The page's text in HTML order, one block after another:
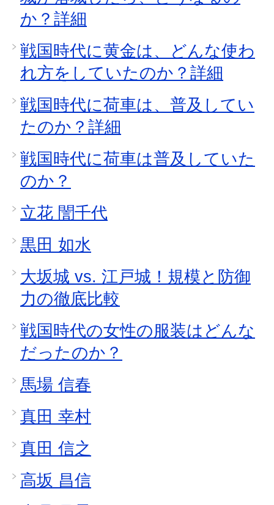
か？詳細
戦国時代に黄金は、どんな使わ
れ方をしていたのか？詳細
戦国時代に荷車は、普及してい
たのか？詳細
戦国時代に荷車は普及していた
のか？
立花 誾千代
黒田 如水
大坂城 vs. 江戸城！規模と防御
力の徹底比較
戦国時代の女性の服装はどんな
だったのか？
馬場 信春
真田 幸村
真田 信之
高坂 昌信